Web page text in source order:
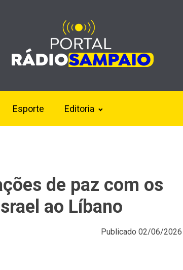
Esporte Editoria
de paz com os
ao Líbano
Publicado 02/06/2026